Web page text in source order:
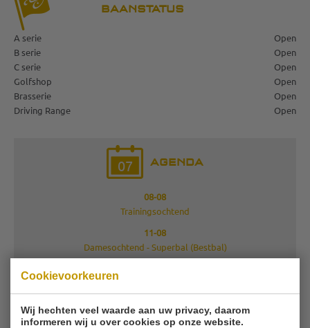
Cookievoorkeuren
Wij hechten veel waarde aan uw privacy, daarom
informeren wij u over cookies op onze website.
BAANSTATUS
A serie
Open
B serie
Open
C serie
Open
Golfshop
Open
Brasserie
Open
Driving Range
Open
07 AGENDA
08-08
Trainingsochtend
11-08
Damesochtend - Superbal (Bestbal)
GVB dag 1